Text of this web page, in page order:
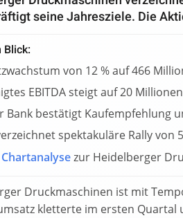
seine Jahresziele. Die
Blick:
von 12 % auf 466
EBITDA steigt auf 20
Bank bestätigt Kaufempfehlung
spektakuläre Rally von
zur Heidelberger
Druckmaschinen ist mit
kletterte im ersten Quartal